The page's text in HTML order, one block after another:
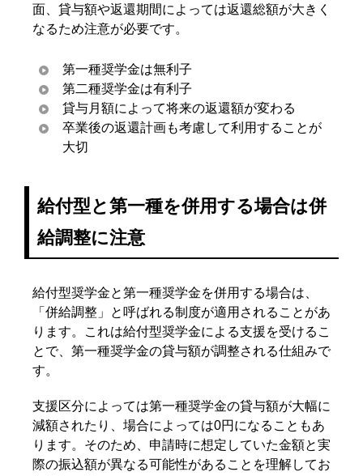
面、貸与額や返還期間によっては返還総額が大きく
なるため注意が必要です。
第一種奨学金は無利子
第二種奨学金は有利子
貸与月額によって将来の返還額が変わる
卒業後の返還計画も考慮して利用することが
大切
給付型と第一種を併用する場合は併
給調整に注意
給付型奨学金と第一種奨学金を併用する場合は、
「併給調整」と呼ばれる制度が適用されることがあ
ります。これは給付型奨学金による支援を受けるこ
とで、第一種奨学金の貸与額が調整される仕組みで
す。
支援区分によっては第一種奨学金の貸与額が大幅に
減額されたり、場合によっては0円になることもあ
ります。そのため、申請時に想定していた金額と実
際の振込額が異なる可能性があることを理解してお